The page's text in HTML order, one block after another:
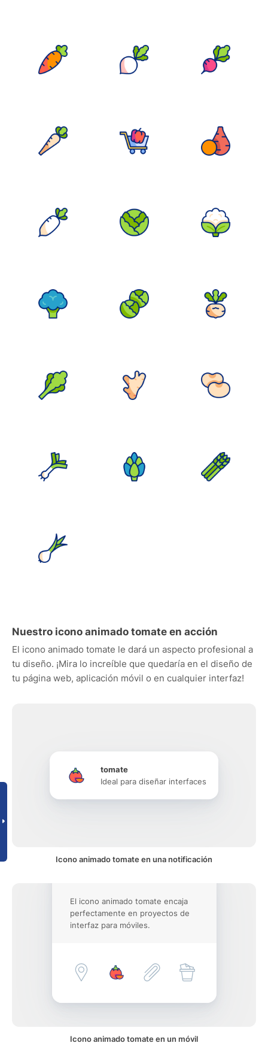
Nuestro icono animado tomate en acción
El icono animado tomate le dará un aspecto profesional a
tu diseño. ¡Mira lo increíble que quedaría en el diseño de
tu página web, aplicación móvil o en cualquier interfaz!
tomate
Ideal para diseñar interfaces
Icono animado tomate en una notificación
El icono animado tomate encaja
perfectamente en proyectos de
interfaz para móviles.
Icono animado tomate en un móvil